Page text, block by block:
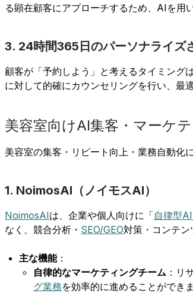
る顕在顧客にアプローチするため、AIを用
3. 24時間365日のパーソナライズ
顧客が「予約しよう」と考えるタイミング
に対して的確にカウンセリングを行い、最
美容室向けAI集客・マーケ
美容室の集客・リピート向上・業務自動化
1. NoimosAI（ノイモスAI）
NoimosAIは、企業や個人向けに「自律型
なく、競合分析・ SEO/GEO対策・コンテン
主な機能：
自律的なマーケティングチーム ：リ
グ業務を効率的に進めることができま